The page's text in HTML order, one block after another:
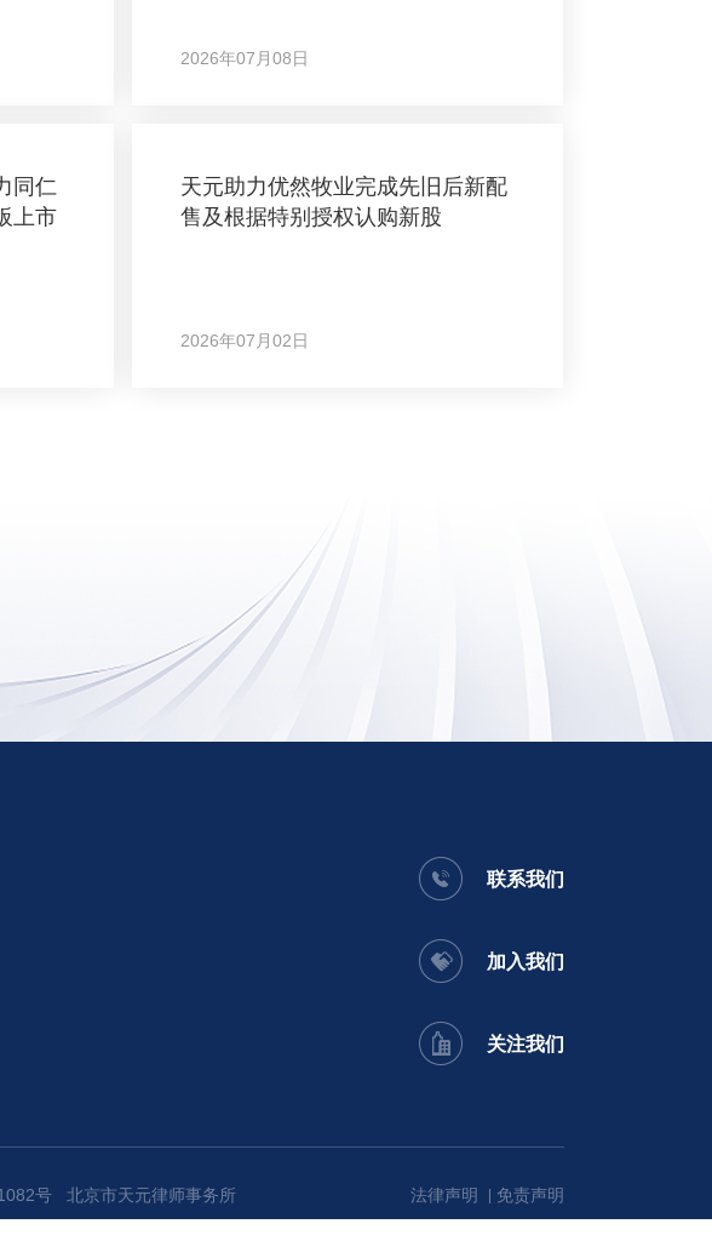
2026年07月08日
同仁
上市
天元助力优然牧业完成先旧后新配
售及根据特别授权认购新股
2026年07月02日
联系我们
加入我们
关注我们
号 北京市天元律师事务所 法律声明 免责声明